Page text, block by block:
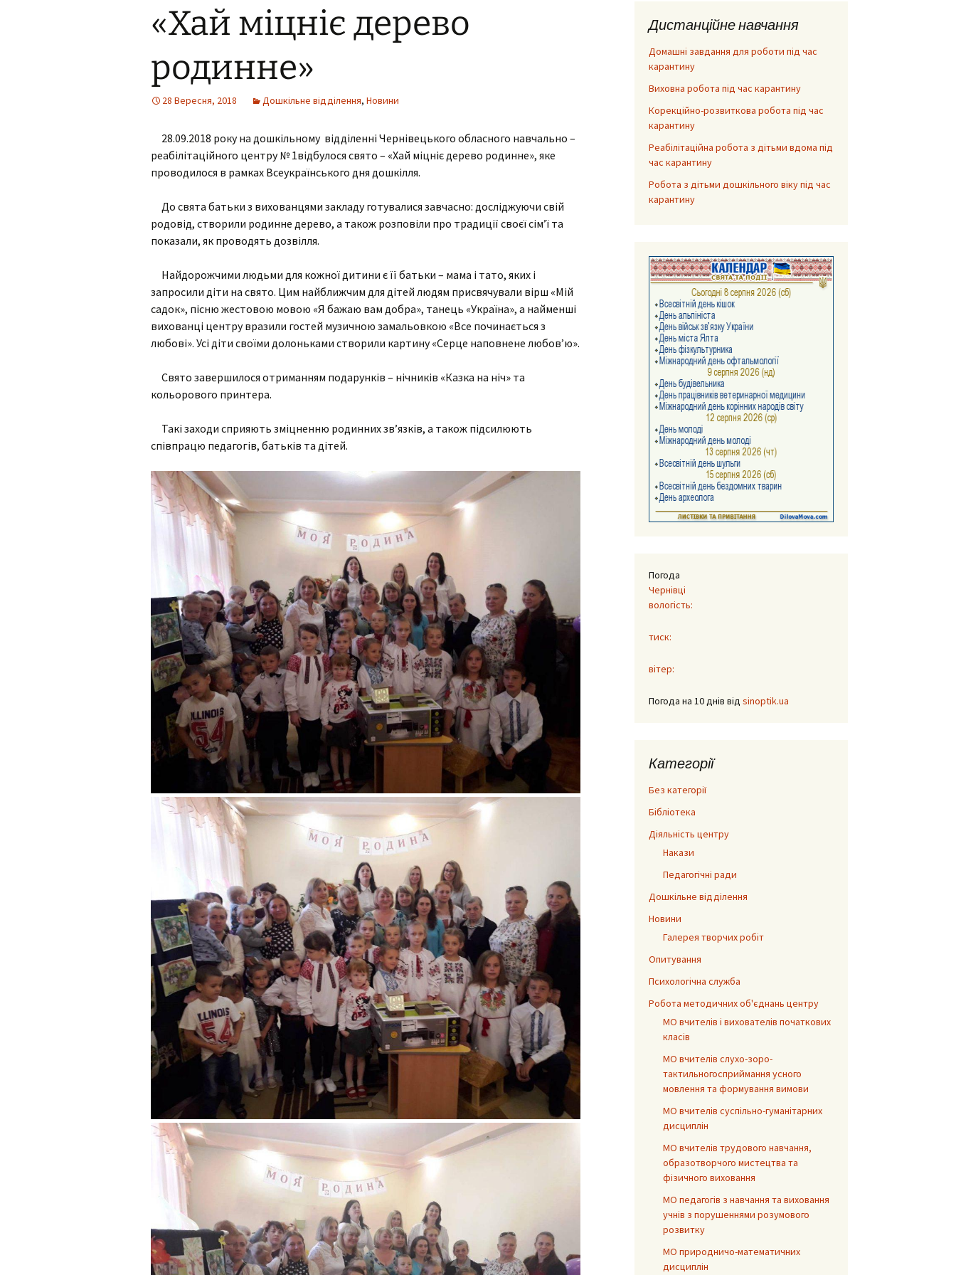
Навчання та виховання
Комплексна діагностика
потребами
Комплексна
реабілітація
Програма
консультування батьків
Матеріали до
педагогічних рад
об’єднань центру математичних
дисциплін
МО вчителів слухо-
сприймання усного
мовлення та
формування вимови
МО педагогів з навчання
та виховання учнів з
інтелектуальними
порушеннями
навчання,
образотворчого
мистецтва та фізичного
виховання
МО вчителів і
вихователів початкових
педагогів з навчання і
виховання учнів
початкових класів з
порушеннями
інтелектуального
Виховна робота під час
карантину
дошкільного віку під час
Корекційно-розвиткова
Реабілітаційна робота з
дітьми вдома під час
карантину
«Хай міцніє дерево
родинне»
28 Вересня, 2018 Дошкільне відділення, Новини
28.09.2018 року на дошкільному відділенні Чернівецького обласного навчально –
реабілітаційного центру № 1відбулося свято – «Хай міцніє дерево родинне», яке
проводилося в рамках Всеукраїнського дня дошкілля.
До свята батьки з вихованцями закладу готувалися завчасно: досліджуючи свій
родовід, створили родинне дерево, а також розповіли про традиції своєї сім’ї та
показали, як проводять дозвілля.
Найдорожчими людьми для кожної дитини є її батьки – мама і тато, яких і
запросили діти на свято. Цим найближчим для дітей людям присвячували вірш «Мій
садок», пісню жестовою мовою «Я бажаю вам добра», танець «Україна», а найменші
вихованці центру вразили гостей музичною замальовкою «Все починається з
любові». Усі діти своїми долоньками створили картину «Серце наповнене любов’ю».
Свято завершилося отриманням подарунків – нічників «Казка на ніч» та
кольорового принтера.
Такі заходи сприяють зміцненню родинних зв’язків, а також підсилюють
співпрацю педагогів, батьків та дітей.
Дистанційне навчання
Домашні завдання для роботи під час
карантину
Виховна робота під час карантину
Корекційно-розвиткова робота під час
карантину
Реабілітаційна робота з дітьми вдома під
час карантину
Робота з дітьми дошкільного віку під час
карантину
Погода
Чернівці
вологість:
тиск:
вітер:
Погода на 10 днів від sinoptik.ua
Категорії
Без категорії
Бібліотека
Діяльність центру
Накази
Педагогічні ради
Дошкільне відділення
Новини
Галерея творчих робіт
Опитування
Психологічна служба
Робота методичних об'єднань центру
МО вчителів і вихователів початкових
класів
МО вчителів слухо-зоро-
тактильногосприймання усного
мовлення та формування вимови
МО вчителів суспільно-гуманітарних
дисциплін
МО вчителів трудового навчання,
образотворчого мистецтва та
фізичного виховання
МО педагогів з навчання та виховання
учнів з порушеннями розумового
розвитку
МО природничо-математичних
дисциплін